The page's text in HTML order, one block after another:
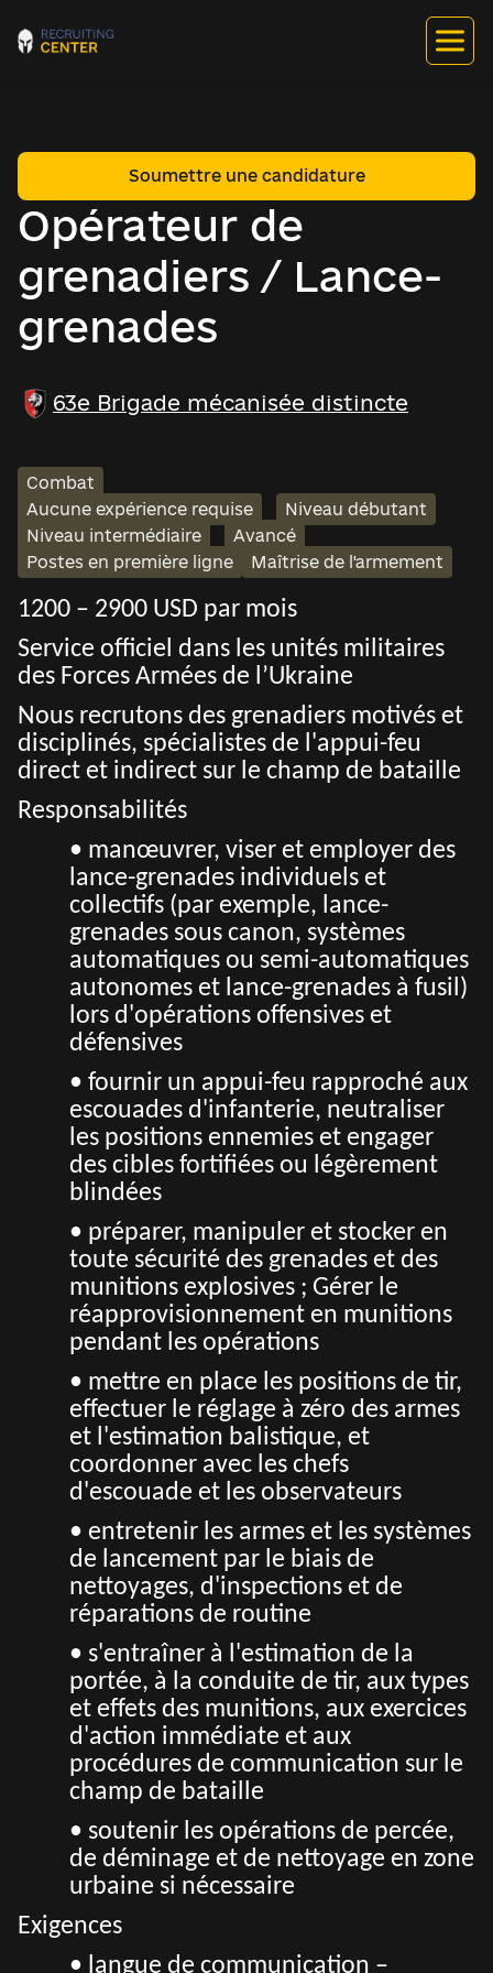
Opérateur de
grenadiers / Lance-
grenades
Soumettre une candidature
63e Brigade mécanisée distincte
Combat
Aucune expérience requise
Niveau débutant
Niveau intermédiaire
Avancé
Postes en première ligne
Maîtrise de l'armement
1200 – 2900 USD par mois
Service officiel dans les unités militaires
des Forces Armées de l’Ukraine
Nous recrutons des grenadiers motivés et
disciplinés, spécialistes de l'appui-feu
direct et indirect sur le champ de bataille
Responsabilités
• manœuvrer, viser et employer des
lance-grenades individuels et
collectifs (par exemple, lance-
grenades sous canon, systèmes
automatiques ou semi-automatiques
autonomes et lance-grenades à fusil)
lors d'opérations offensives et
défensives
• fournir un appui-feu rapproché aux
escouades d'infanterie, neutraliser
les positions ennemies et engager
des cibles fortifiées ou légèrement
blindées
• préparer, manipuler et stocker en
toute sécurité des grenades et des
munitions explosives ; Gérer le
réapprovisionnement en munitions
pendant les opérations
• mettre en place les positions de tir,
effectuer le réglage à zéro des armes
et l'estimation balistique, et
coordonner avec les chefs
d'escouade et les observateurs
• entretenir les armes et les systèmes
de lancement par le biais de
nettoyages, d'inspections et de
réparations de routine
• s'entraîner à l'estimation de la
portée, à la conduite de tir, aux types
et effets des munitions, aux exercices
d'action immédiate et aux
procédures de communication sur le
champ de bataille
• soutenir les opérations de percée,
de déminage et de nettoyage en zone
urbaine si nécessaire
Exigences
• langue de communication –